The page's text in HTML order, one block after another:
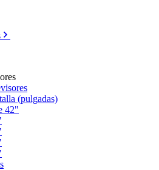
(pulgadas)
42"